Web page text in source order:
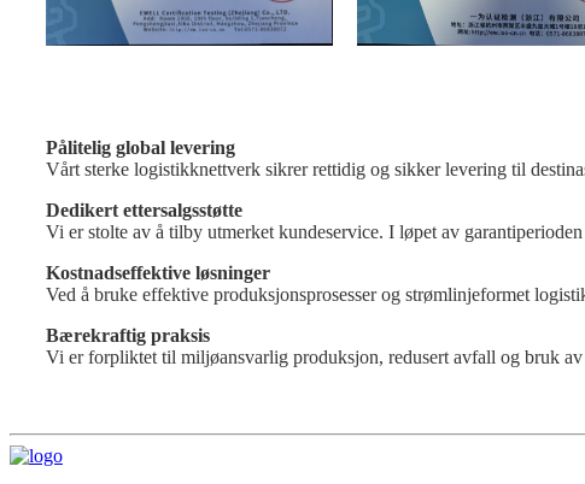
Pålitelig global levering
Vårt sterke logistikknettverk sikrer rettidig og sikker levering til
Dedikert ettersalgsstøtte
Vi er stolte av å tilby utmerket kundeservice. I løpet av
Kostnadseffektive løsninger
Ved å bruke effektive produksjonsprosesser og strømlinjeformet
Bærekraftig praksis
Vi er forpliktet til miljøansvarlig produksjon, redusert avfall og bruk